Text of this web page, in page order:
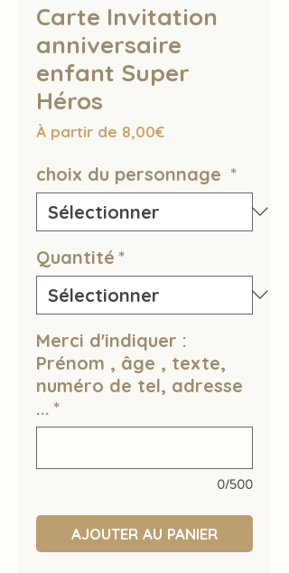
Carte Invitation
anniversaire
enfant Super
Héros
À partir de 8,00€Prix
choix du personnage *
Quantité *
Merci d'indiquer :
Prénom , âge , texte,
numéro de tel, adresse
... *
0/500
AJOUTER AU PANIER